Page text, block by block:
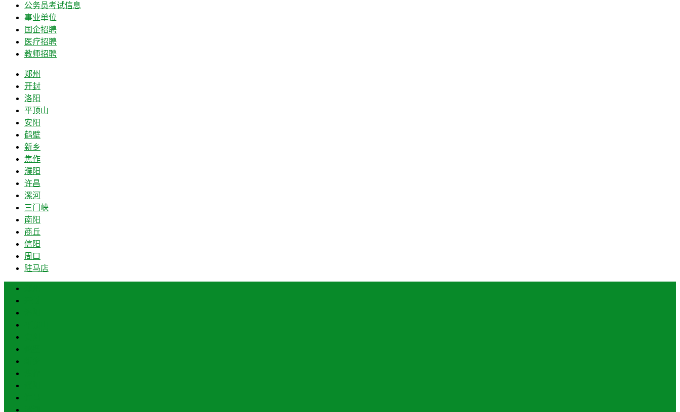
公务员考试信息
事业单位
国企招聘
医疗招聘
教师招聘
郑州
开封
洛阳
平顶山
安阳
鹤壁
新乡
焦作
濮阳
许昌
漯河
三门峡
南阳
商丘
信阳
周口
驻马店